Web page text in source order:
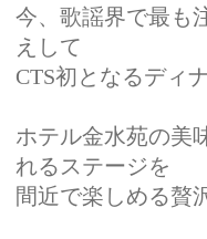
今、歌謡界で最も
えして
CTS初となるディ
ホテル金水苑の美
れるステージを
間近で楽しめる贅